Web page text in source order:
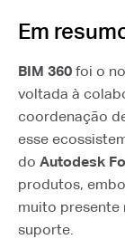
Em
BIM 360 foi o
voltada à
coordenação
esse
do Autodesk
produtos,
muito presente
suporte.